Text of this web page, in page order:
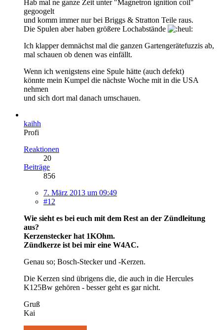
Hab mal ne ganze Zeit unter "Magnetron ignition coil"
gegoogelt
und komm immer nur bei Briggs & Stratton Teile raus.
Die Spulen aber haben größere Lochabstände
Ich klapper demnächst mal die ganzen Gartengerätefuzzis ab,
mal schauen ob denen was einfällt.
Wenn ich wenigstens eine Spule hätte (auch defekt)
könnte mein Kumpel die nächste Woche mit in die USA
nehmen
und sich dort mal danach umschauen.
kaihh
Profi
Reaktionen
20
Beiträge
856
7. März 2013 um 09:49
#12
Wie sieht es bei euch mit dem Rest an der Zündleitung
aus?
Kerzenstecker hat 1KOhm.
Zündkerze ist bei mir eine W4AC.
Genau so; Bosch-Stecker und -Kerzen.
Die Kerzen sind übrigens die, die auch in die Hercules
K125Bw gehören - besser geht es gar nicht.
Gruß
Kai